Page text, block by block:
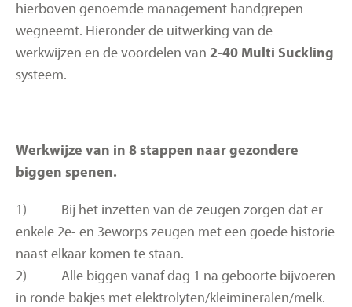
hierboven genoemde management handgrepen
wegneemt. Hieronder de uitwerking van de
werkwijzen en de voordelen van 2-40 Multi Suckling
systeem.
Werkwijze van in 8 stappen naar gezondere
biggen spenen.
1) Bij het inzetten van de zeugen zorgen dat er
enkele 2e- en 3eworps zeugen met een goede historie
naast elkaar komen te staan.
2) Alle biggen vanaf dag 1 na geboorte bijvoeren
in ronde bakjes met elektrolyten/kleimineralen/melk.